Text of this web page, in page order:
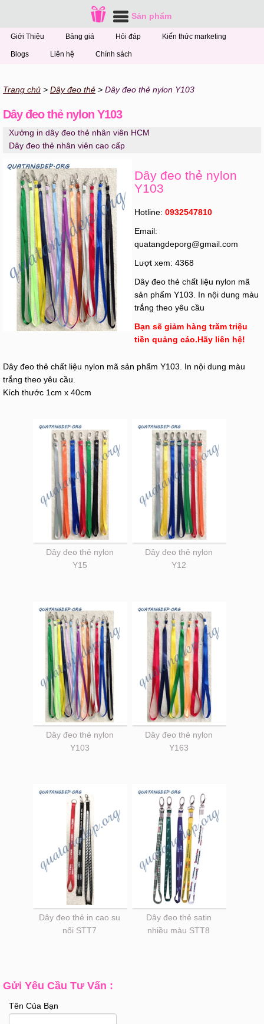
Sản phẩm
Giới Thiệu Bảng giá Hỏi đáp Kiến thức marketing
Blogs Liên hệ Chính sách
Trang chủ Dây đeo thẻ Dây đeo thẻ nylon Y103
Dây đeo thẻ nylon Y103
Xưởng in dây đeo thẻ nhân viên HCM
Dây đeo thẻ nhân viên cao cấp
Dây đeo thẻ nylon
Y103
Hotline:0932547810
Email:
quatangdeporg@gmail.com
Lượt xem: 4368
Dây đeo thẻ chất liệu nylon mã
sản phẩm Y103. In nội dung màu
trắng theo yêu cầu
Bạn sẽ giảm hàng trăm triệu
tiền quảng cáo.Hãy liên hệ!
Dây đeo thẻ chất liệu nylon mã sản phẩm Y103. In nội dung màu
trắng theo yêu cầu.
Kích thước 1cm x 40cm
Dây đeo thẻ nylon
Y15
Dây đeo thẻ nylon
Y12
Dây đeo thẻ nylon
Y103
Dây đeo thẻ nylon
Y163
Dây đeo thẻ in cao su
nổi STT7
Dây đeo thẻ satin
nhiều màu STT8
Gửi Yêu Cầu Tư Vấn :
Tên Của Bạn